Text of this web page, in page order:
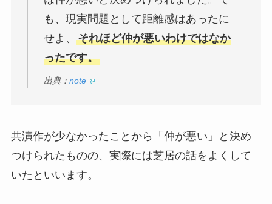
も、現実問題として距離感はあったに
せよ、 それほど仲が悪いわけではなか
ったです。
出典： note
共演作が少なかったことから「仲が悪い」と決め
つけられたものの、実際には芝居の話をよくして
いたといいます。